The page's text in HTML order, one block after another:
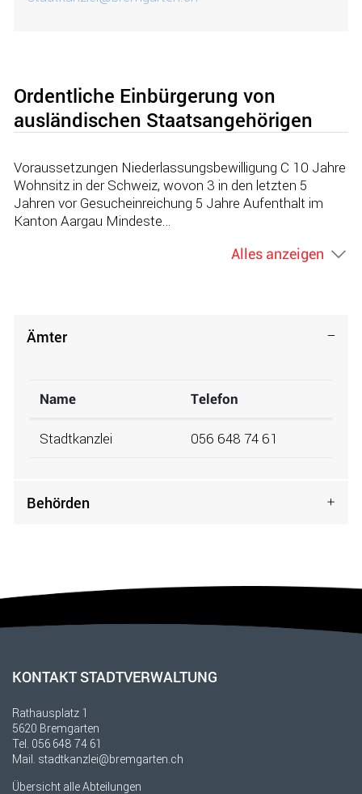
Ordentliche Einbürgerung von
ausländischen Staatsangehörigen
Voraussetzungen Niederlassungsbewilligung C 10 Jahre
Wohnsitz in der Schweiz, wovon 3 in den letzten 5
Jahren vor Gesucheinreichung 5 Jahre Aufenthalt im
Kanton Aargau Mindeste…
Alles anzeigen
Ämter
Name Telefon
Stadtkanzlei 056 648 74 61
Behörden
Fusszeile
KONTAKT STADTVERWALTUNG
Rathausplatz 1
5620 Bremgarten
Tel. 056 648 74 61
Mail. stadtkanzlei@bremgarten.ch
Übersicht alle Abteilungen